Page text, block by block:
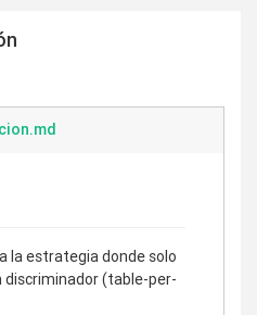
la estrategia donde solo
(table-per-